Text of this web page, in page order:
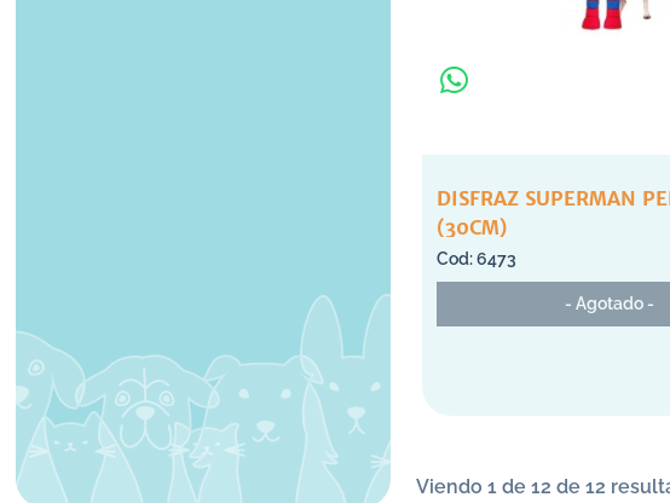
DISFRAZ SUPERMAN
(30CM)
6473
- Agotado -
Viendo 1 de 12 de 12